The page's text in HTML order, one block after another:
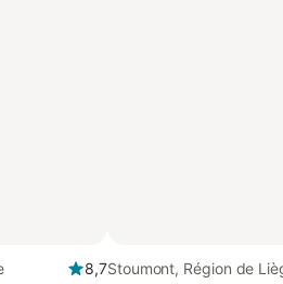
8,7Stoumont, Région de